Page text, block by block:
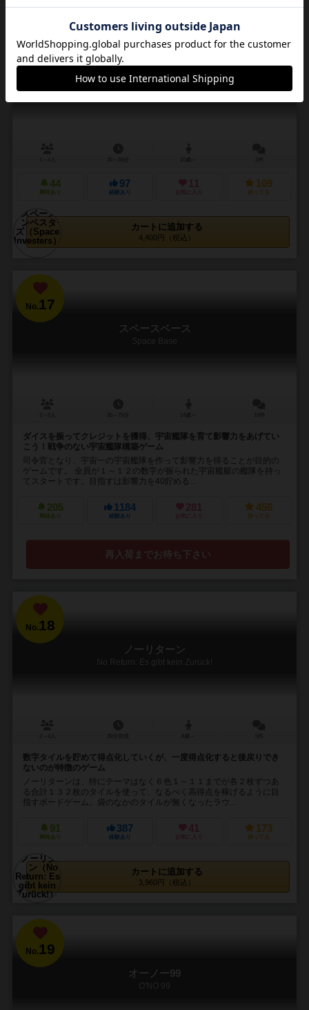
No.16
スペースインベスターズ
Space Investers
44
興味あり
97
経験あり
11
お気に入り
109
持ってる
カートに追加する
4,400円（税込）
No.17
スペースベース
Space Base
ダイスを振ってクレジットを獲得、宇宙艦隊を育て影響力をあげてい
こう！戦争のない宇宙艦隊構築ゲーム
司令官となり、宇宙一の宇宙艦隊を作って影響力を得ることが目的の
ゲームです。 全員が１～１２の数字が振られた宇宙艦艇の艦隊を持っ
てスタートです。目指すは影響力を40貯める...
205
興味あり
1184
経験あり
281
お気に入り
456
持ってる
再入荷までお待ち下さい
No.18
ノーリターン
No Return: Es gibt kein Zurück!
数字タイルを貯めて得点化していくが、一度得点化すると後戻りでき
ないのが特徴のゲーム
ノーリターンは、特にテーマはなく６色１～１１までが各２枚ずつあ
る合計１３２枚のタイルを使って、なるべく高得点を稼げるように目
指すボードゲーム。袋のなかのタイルが無くなったラウ...
91
興味あり
387
経験あり
41
お気に入り
173
持ってる
カートに追加する
3,960円（税込）
No.19
オーノー99
O'NO 99